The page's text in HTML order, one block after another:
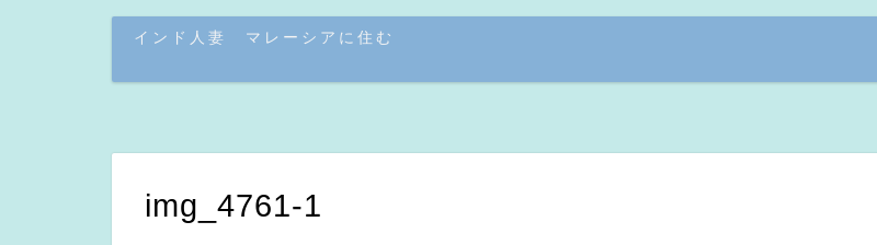
インド人妻 マレーシアに住む
img_4761-1